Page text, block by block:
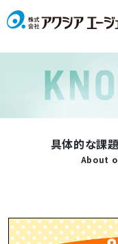
具体的な課
About